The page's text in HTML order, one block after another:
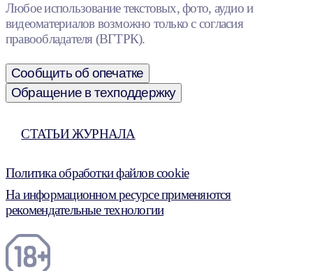
Любое использование текстовых, фото, аудио и
видеоматериалов возможно только с согласия
правообладателя (ВГТРК).
Сообщить об опечатке
Обращение в техподдержку
СТАТЬИ ЖУРНАЛА
Политика обработки файлов cookie
На информационном ресурсе применяются
рекомендательные технологии